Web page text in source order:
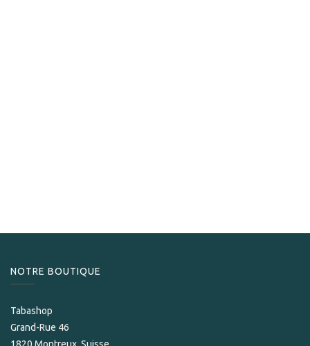
NOTRE BOUTIQUE
Tabashop
Grand-Rue 46